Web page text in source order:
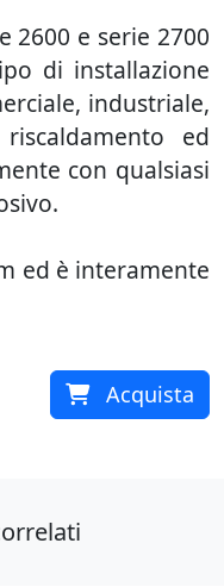
2600 e serie 2700
di installazione
industriale,
ed
con qualsiasi
ed è interamente
Acquista